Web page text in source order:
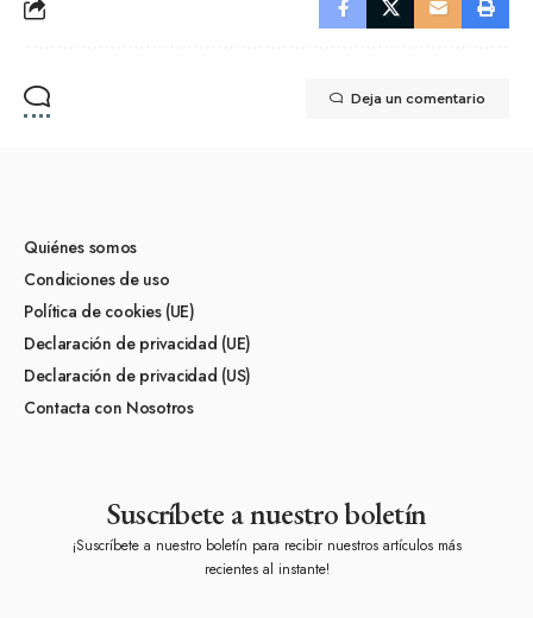
Deja un comentario
Quiénes somos
Condiciones de uso
Política de cookies (UE)
Declaración de privacidad (UE)
Declaración de privacidad (US)
Contacta con Nosotros
Suscríbete a nuestro boletín
¡Suscríbete a nuestro boletín para recibir nuestros artículos más
recientes al instante!